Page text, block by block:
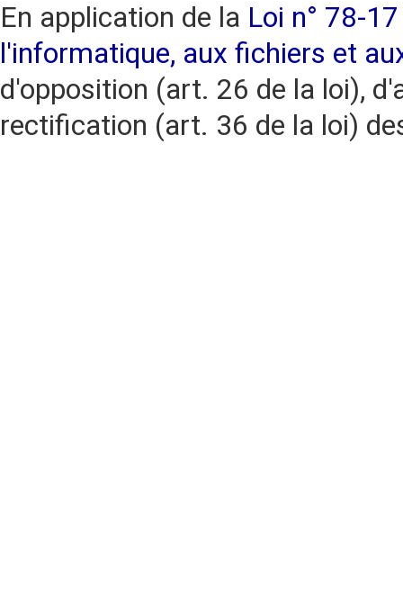
En application de la Loi n° 78-
l'informatique, aux fichiers et
d'opposition (art. 26 de la loi),
rectification (art. 36 de la loi)